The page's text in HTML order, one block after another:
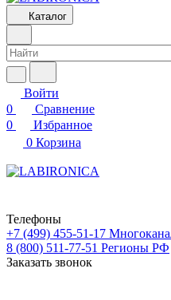
Каталог
Войти
0
Сравнение
0
Избранное
0 Корзина
Телефоны
+7 (499) 455-51-17
8 (800) 511-77-51 Регионы РФ
Заказать звонок